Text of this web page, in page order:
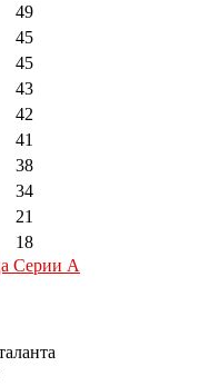
49
45
45
43
42
41
38
34
21
18
Серии А